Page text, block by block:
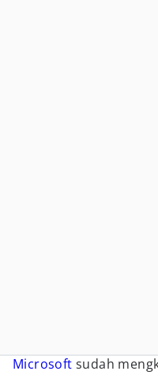
Microsoft sudah